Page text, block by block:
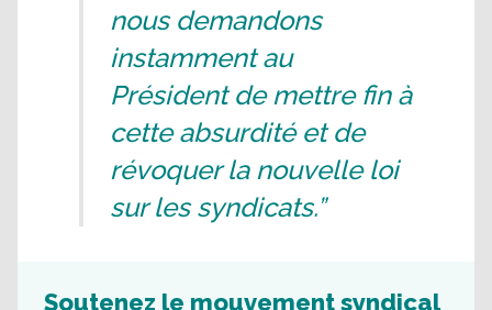
nous demandons
instamment au
Président de mettre fin à
cette absurdité et de
révoquer la nouvelle loi
sur les syndicats.”
Soutenez le mouvement syndical